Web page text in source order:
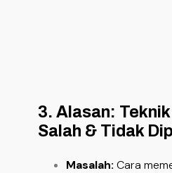
3. Alasan:
Salah & Tidak
Masalah: Cara